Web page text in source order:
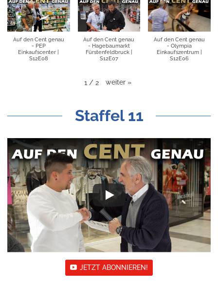
Auf den Cent genau
- PEP
Einkaufscenter |
S12E08
Auf den Cent genau
- Hagebaumarkt
Fürstenfeldbruck |
S12E07
Auf den Cent genau
- Olympia
Einkaufszentrum |
S12E06
1 / 2 weiter »
Staffel 11
JETZT ABONNIEREN!